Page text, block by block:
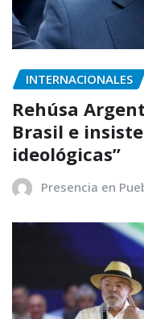
INTERNACIONALES
Rehúsa
Brasil e
ideológicas”
Presencia en